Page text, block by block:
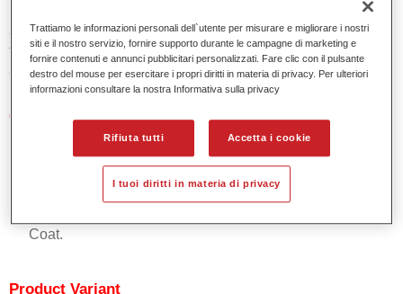
Permahyd Pearl Base Coat 285, un sistema di base opaca
all’acqua di alta qualità. È basata su una speciale
tecnologia di dispersione poliuretanica per vernici pastello e
ad effetto.
Caratteristiche del prodotto
Applicazione semplice e veloce in 1,5 mani.
Buona verticalità.
Coat.
Product Variant
Trattiamo le informazioni personali dell`utente per misurare e migliorare i nostri
siti e il nostro servizio, fornire supporto durante le campagne di marketing e
fornire contenuti e annunci pubblicitari personalizzati. Fare clic con il pulsante
destro del mouse per esercitare i propri diritti in materia di privacy. Per ulteriori
informazioni consultare la nostra Informativa sulla privacy
Rifiuta tutti Accetta i cookie
I tuoi diritti in materia di privacy